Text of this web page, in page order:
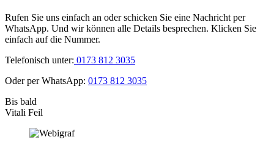
Rufen Sie uns einfach an oder schicken Sie eine Nachricht per
WhatsApp. Und wir können alle Details besprechen. Klicken Sie
einfach auf die Nummer.
Telefonisch unter: 0173 812 3035
Oder per WhatsApp: 0173 812 3035
Bis bald
Vitali Feil